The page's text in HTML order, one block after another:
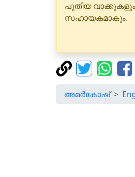
പുതിയ
സഹായകമാകും.
അമർകോഷ്